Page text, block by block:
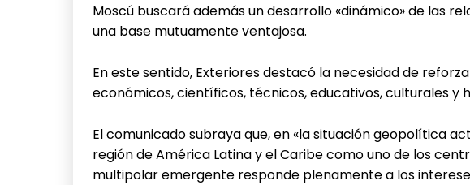
Moscú buscará además un desarrollo «dinámico» de las
una base mutuamente ventajosa.
En este sentido, Exteriores destacó la necesidad de
económicos, científicos, técnicos, educativos, culturales y
El comunicado subraya que, en «la situación geopolítica
región de América Latina y el Caribe como uno de los
multipolar emergente responde plenamente a los